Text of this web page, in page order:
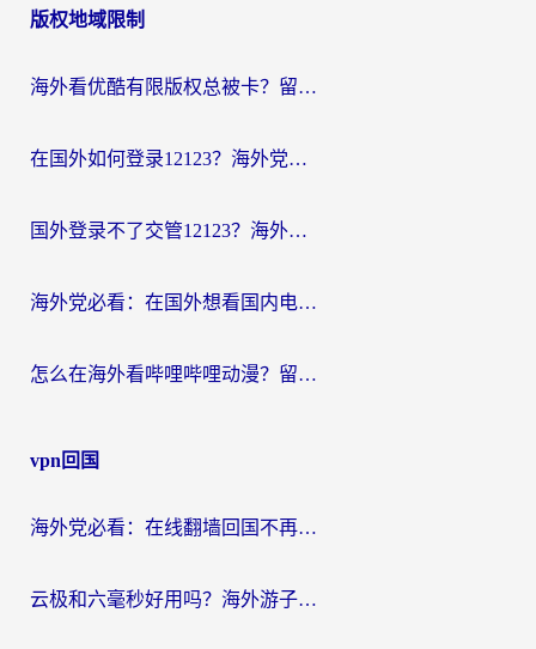
版权地域限制
海外看优酷有限版权总被卡？留学生亲测有效的回国加速器选择指南
在国外如何登录12123？海外党必备的回国加速实用指南
国外登录不了交管12123？海外华人亲测有效的回国加速器选择指南
海外党必看：在国外想看国内电视剧用什么软件？3步解决地域限制
怎么在海外看哔哩哔哩动漫？留学生亲测有效的回国加速方案
vpn回国
海外党必看：在线翻墙回国不再难！教你选对加速器无缝刷国内资源
云极和六毫秒好用吗？海外游子解锁国内资源的真实答案